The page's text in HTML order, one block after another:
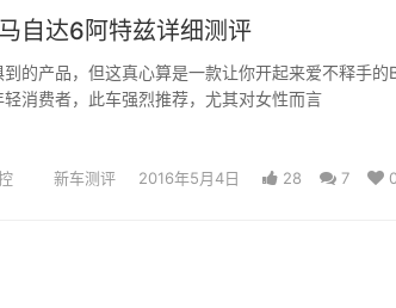
自达6阿特兹详细测评
到的产品，但这真心算是一款让你开起来爱不释手
消费者，此车强烈推荐，尤其对女性而言
新车测评 2016年5月4日 28 7